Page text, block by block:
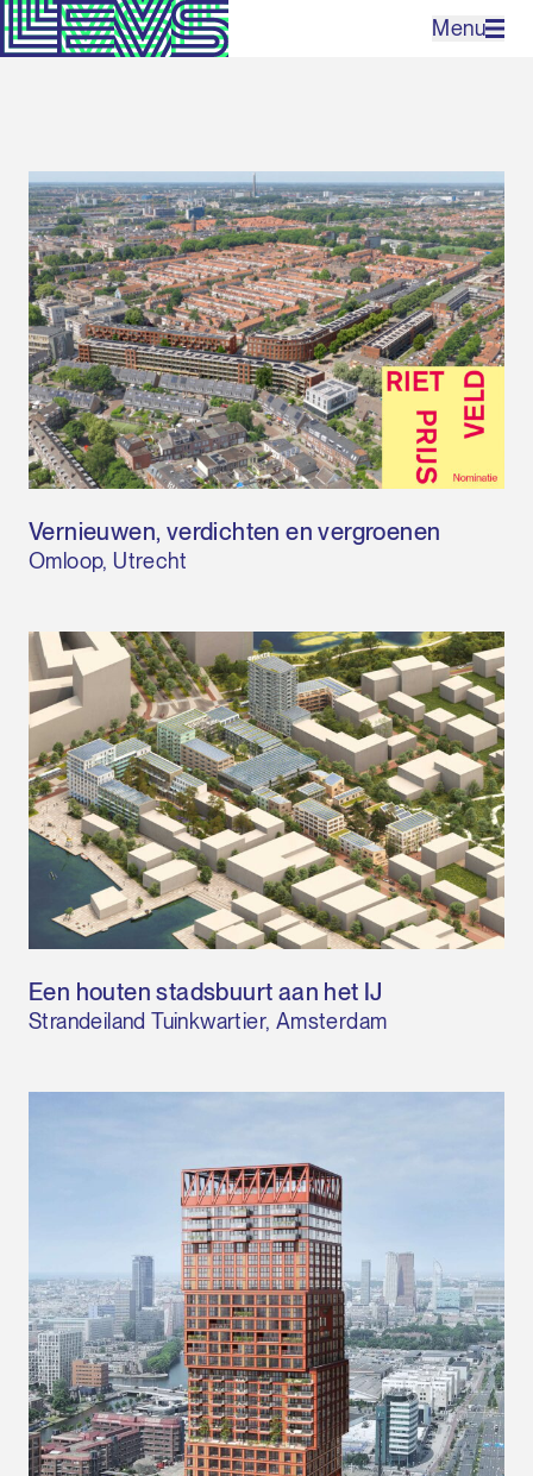
Menu
Bureau
Expertises
Contact
EN
Vernieuwen, verdichten en vergroenen
Omloop, Utrecht
Een houten stadsbuurt aan het IJ
Strandeiland Tuinkwartier, Amsterdam